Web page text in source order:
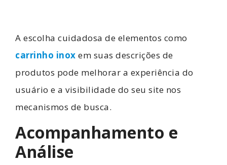
A escolha cuidadosa de elementos como
carrinho inox em suas descrições de
produtos pode melhorar a experiência do
usuário e a visibilidade do seu site nos
mecanismos de busca.
Acompanhamento e
Análise